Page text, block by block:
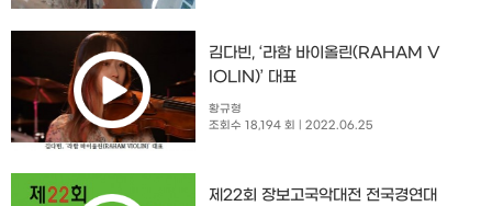
김다빈, ‘라함 바이올린(RAHAM V
IOLIN)’ 대표
황규형
조회수 18,194 회
| 2022.06.25
제22회 장보고국악대전 전국경연대